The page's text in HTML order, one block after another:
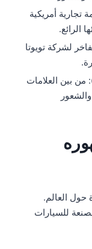
تجارية أمريكية
الرائع.
لشركة تويوتا
: من بين العلامات
حول العالم.
للسيارات